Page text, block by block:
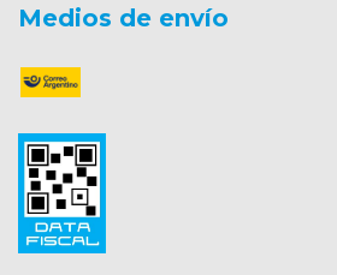
Medios de envío